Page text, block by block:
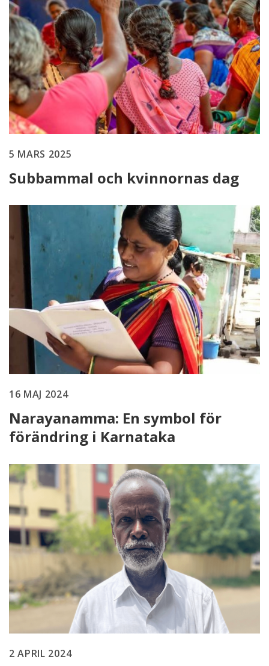
5 MARS 2025
Subbammal och kvinnornas dag
16 MAJ 2024
Narayanamma: En symbol för
förändring i Karnataka
2 APRIL 2024